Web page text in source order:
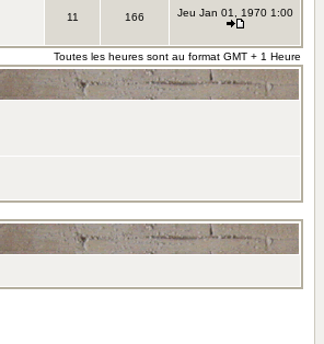
11 166 Jeu Jan 01, 1970 1:00
Toutes les heures sont au format GMT + 1 Heure